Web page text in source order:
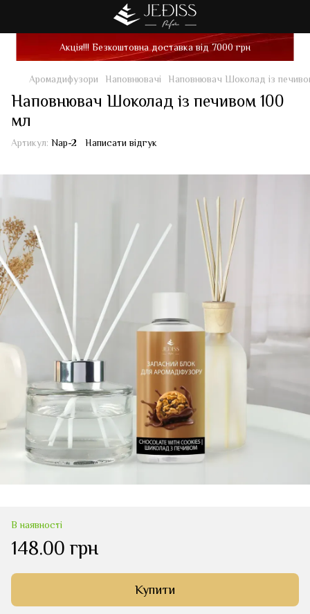
Акція!!! Безкоштовна доставка від 7000 грн
Аромадифузори Наповнювачі Наповнювач Шоколад із
Наповнювач Шоколад із печивом 100
мл
Артикул: Nap-2 Написати відгук
В наявності
148.00 грн
Купити